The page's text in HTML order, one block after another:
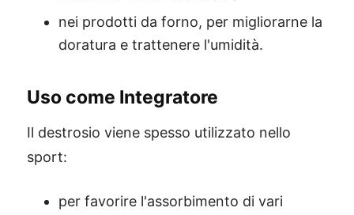
nei prodotti da forno, per migliorarne la
doratura e trattenere l'umidità.
Uso come Integratore
Il destrosio viene spesso utilizzato nello
sport:
per favorire l'assorbimento di vari